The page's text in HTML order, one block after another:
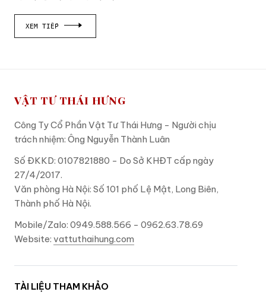
XEM TIẾP
VẬT TƯ THÁI HƯNG
Công Ty Cổ Phần Vật Tư Thái Hưng - Người chịu
trách nhiệm: Ông Nguyễn Thành Luân
Số ĐKKD: 0107821880 - Do Sở KHĐT cấp ngày
27/4/2017.
Văn phòng Hà Nội: Số 101 phố Lệ Mật, Long Biên,
Thành phố Hà Nội.
Mobile/Zalo: 0949.588.566 - 0962.63.78.69
Website: vattuthaihung.com
TÀI LIỆU THAM KHẢO